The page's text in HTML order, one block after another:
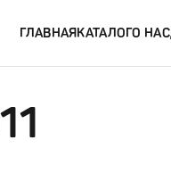
ГЛАВНАЯКАТАЛОГО НАС